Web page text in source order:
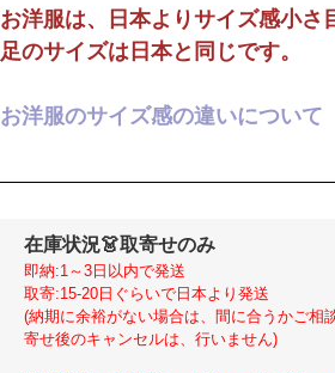
お洋服は、日本よりサイズ感小さ
足のサイズは日本と同じです。
お洋服のサイズ感の違いについて
在庫状況👗取寄せのみ
即納:1～3日以内で発送
取寄:15-20日ぐらいで日本より発送
(納期に余裕がない場合は、間に合うかご相
寄せ後のキャンセルは、行いません)